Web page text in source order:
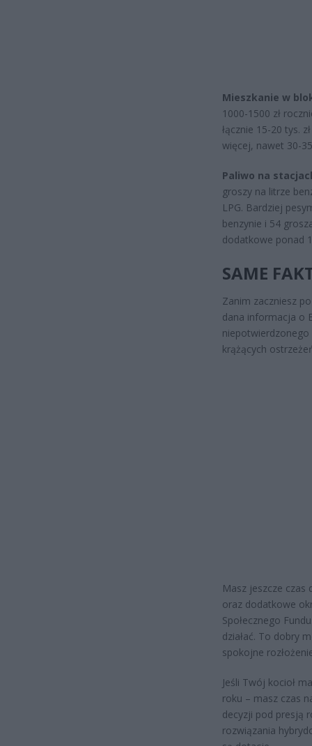
Mieszkanie w
1000-1500 zł
łącznie 15-20 tys.
więcej, nawet 30-
Paliwo na
groszy na litrze
LPG. Bardziej
benzynie i 54
dodatkowe ponad
SAME
Zanim zaczniesz
dana informacja o
niepotwierdzonego
krążących
Masz jeszcze czas
oraz dodatkowe
Społecznego
działać. To dobry
spokojne
Jeśli Twój kocioł
roku – masz czas
decyzji pod presją
rozwiązania